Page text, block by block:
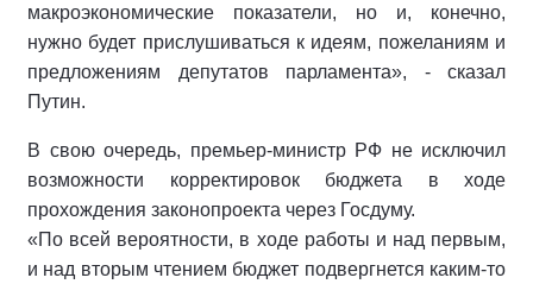
макроэкономические показатели, но и, конечно,
нужно будет прислушиваться к идеям, пожеланиям и
предложениям депутатов парламента», - сказал
Путин.
В свою очередь, премьер-министр РФ не исключил
возможности корректировок бюджета в ходе
прохождения законопроекта через Госдуму.
«По всей вероятности, в ходе работы и над первым,
и над вторым чтением бюджет подвергнется каким-то